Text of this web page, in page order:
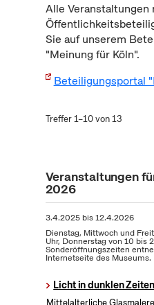
Alle
Sie auf unserem
"Meinung für Köln".
Beteiligungsportal
Treffer 1–10 von 13
Veranstaltungen
2026
3.4.2025bis12.4.2026
Dienstag, Mittwoch und
Uhr, Donnerstag von 10 bis
Sonderöffnungszeiten
Internetseite des Museums.
Licht in dunklen